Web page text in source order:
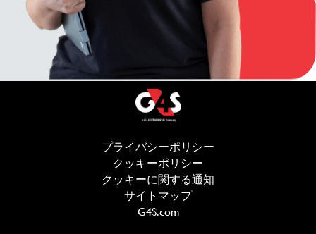
プライバシーポリシー
クッキーポリシー
クッキーに関する通知
サイトマップ
G4S.com(新しいウィンドウで開き